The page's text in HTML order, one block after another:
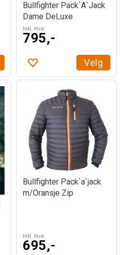
Bullfighter Pack`A`Jack
Dame DeLuxe
Inkl. mva
795,-
Velg
Bullfighter Pack`a`jack
m/Oransje Zip
Inkl. mva
695,-